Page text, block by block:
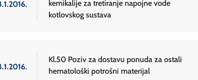
kemikalije za tretiranje napojne vode
kotlovskog sustava
Kl.50 Poziv za dostavu ponuda za ostali
hematološki potrošni materijal